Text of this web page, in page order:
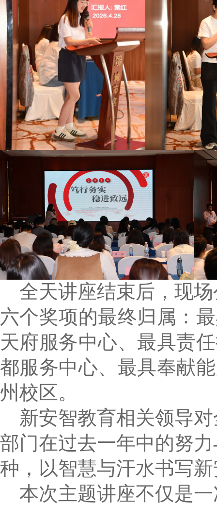
全天讲座结束后，现场
六个奖项的最终归属：
天府服务中心、最具责
都服务中心、最具奉献
州校区。
新安智教育相关领导对
部门在过去一年中的努
种，以智慧与汗水书写
本次主题讲座不仅是一